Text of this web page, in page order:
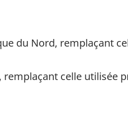
du Nord, remplaçant
remplaçant celle utilisée